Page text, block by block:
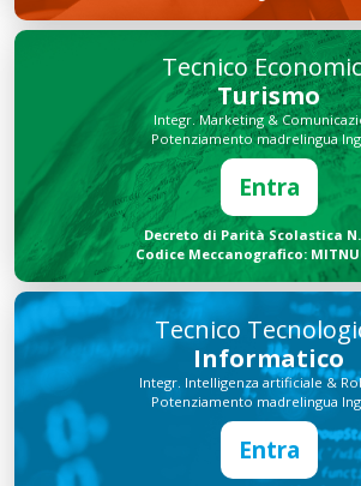
Tecnico
Turismo
Integr. Marketing &
Potenziamento madrelingua
Entra
Decreto di Parità Scolastica N.
Codice Meccanografico:
Tecnico
Informatico
Integr. Intelligenza artificiale &
Potenziamento madrelingua
Entra